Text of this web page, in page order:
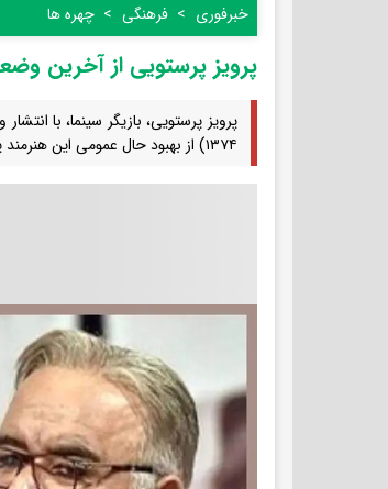
خبرفوری فرهنگی چهره ها
پرویز پرستویی از آخرین
پرویز پرستویی، بازیگر سینما، با
۱۳۷۴) از بهبود حال عمومی این هنرمند پیشکسوت خبر داد و در پیامی احساسی، برای «عمو اکبر» آرزوی سلامتی کرد.